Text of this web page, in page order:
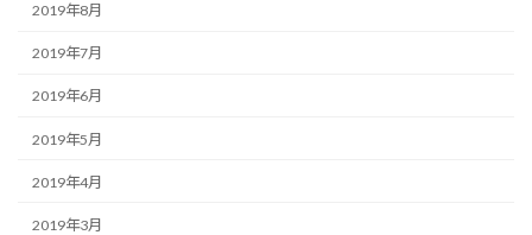
2019年8月
2019年7月
2019年6月
2019年5月
2019年4月
2019年3月